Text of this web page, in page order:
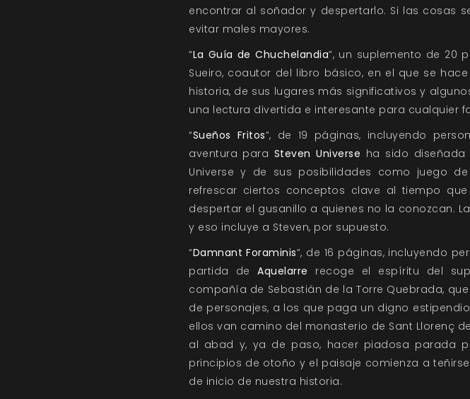
encontrar al soñador y despertarlo. Si las cosas
evitar males mayores.
“La Guía de Chuchelandia”, un suplemento de 20
Sueiro, coautor del libro básico, en el que se
historia, de sus lugares más significativos y
una lectura divertida e interesante para cualquier
“Sueños Fritos”, de 19 páginas, incluyendo
aventura para Steven Universe ha sido diseñada
Universe y de sus posibilidades como juego
refrescar ciertos conceptos clave al tiempo
despertar el gusanillo a quienes no la conozcan.
y eso incluye a Steven, por supuesto.
“Damnant Foraminis”, de 16 páginas, incluyendo
partida deAquelarre recoge el espíritu del
compañía de Sebastián de la Torre Quebrada,
de personajes, a los que paga un digno
ellos van camino del monasterio de Sant Llorenç
al abad y, ya de paso, hacer piadosa parada
principios de otoño y el paisaje comienza a
de inicio de nuestra historia.